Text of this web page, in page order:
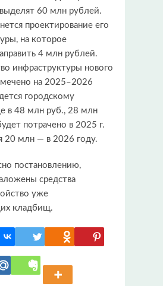
60 млн рублей.
проектирование его
на которое
4 млн рублей.
инфраструктуры нового
на 2025–2026
городскому
в 48 млн руб., 28 млн
потрачено в 2025 г.
20 млн — в 2026 году.
постановлению,
средства
уже
кладбищ.